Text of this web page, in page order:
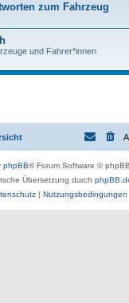
zum Fahrzeug
und Fahrer*innen
phpBB® Forum Software ©
Übersetzung durch
| Nutzungsbedingungen